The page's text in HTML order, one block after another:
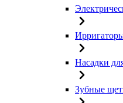
Насадки
Зубные